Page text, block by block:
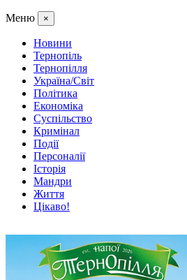
Меню ×
Новини
Тернопіль
Тернопілля
Україна/Світ
Політика
Економіка
Суспільство
Кримінал
Події
Персоналії
Історія
Мандри
Життя
Цікаво!